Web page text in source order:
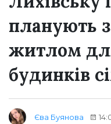
планують
житлом
будинків
Єва Буянова